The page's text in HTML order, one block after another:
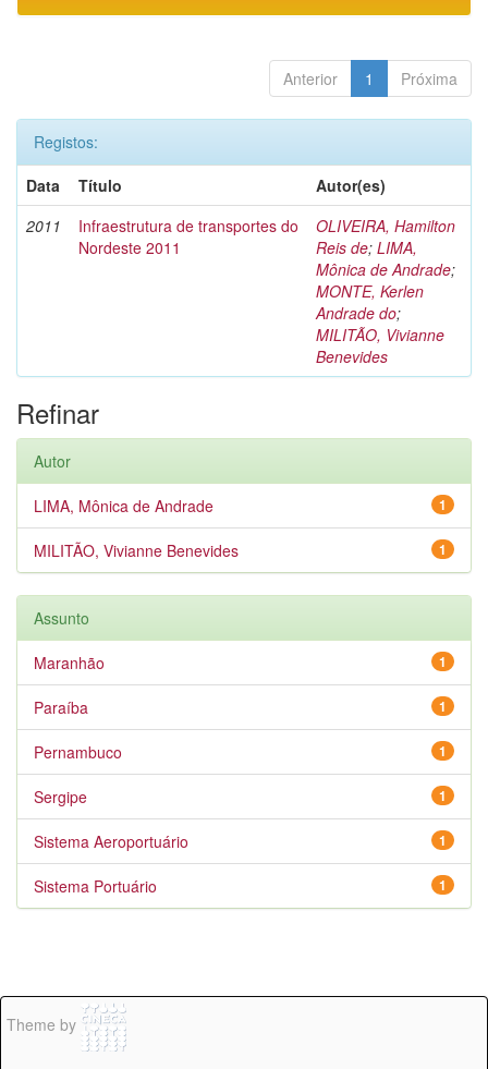
Anterior 1 Próxima
Registos:
Data
Título
Autor(es)
2011
Infraestrutura de transportes do
Nordeste 2011
OLIVEIRA, Hamilton
Reis de; LIMA,
Mônica de Andrade;
MONTE, Kerlen
Andrade do;
MILITÃO, Vivianne
Benevides
Refinar
Autor
1
LIMA, Mônica de Andrade
1
MILITÃO, Vivianne Benevides
Assunto
1
Maranhão
1
Paraíba
1
Pernambuco
1
Sergipe
1
Sistema Aeroportuário
1
Sistema Portuário
Theme by